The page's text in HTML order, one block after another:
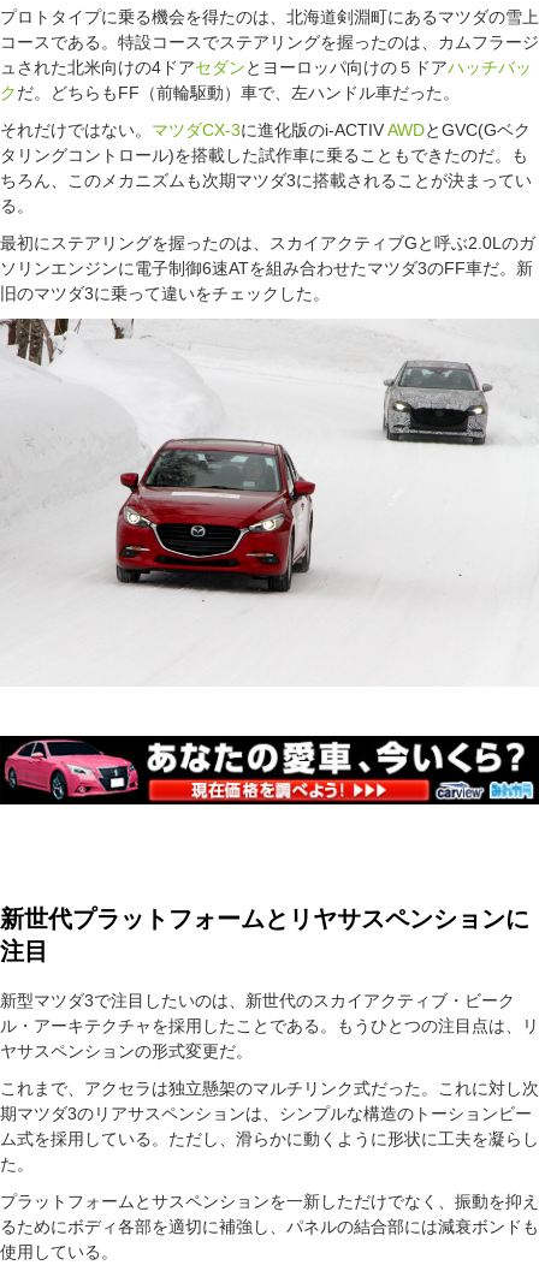
プロトタイプに乗る機会を得たのは、北海道剣淵町にあるマツダの雪上
コースである。特設コースでステアリングを握ったのは、カムフラージ
ュされた北米向けの4ドアセダンとヨーロッパ向けの５ドアハッチバッ
クだ。どちらもFF（前輪駆動）車で、左ハンドル車だった。
それだけではない。 マツダCX-3に進化版のi-ACTIVAWDとGVC(Gベク
タリングコントロール)を搭載した試作車に乗ることもできたのだ。も
ちろん、このメカニズムも次期マツダ3に搭載されることが決まってい
る。
最初にステアリングを握ったのは、スカイアクティブGと呼ぶ2.0Lのガ
ソリンエンジンに電子制御6速ATを組み合わせたマツダ3のFF車だ。新
旧のマツダ3に乗って違いをチェックした。
新世代プラットフォームとリヤサスペンションに
注目
新型マツダ3で注目したいのは、新世代のスカイアクティブ・ビーク
ル・アーキテクチャを採用したことである。もうひとつの注目点は、リ
ヤサスペンションの形式変更だ。
これまで、アクセラは独立懸架のマルチリンク式だった。これに対し次
期マツダ3のリアサスペンションは、シンプルな構造のトーションビー
ム式を採用している。ただし、滑らかに動くように形状に工夫を凝らし
た。
プラットフォームとサスペンションを一新しただけでなく、振動を抑え
るためにボディ各部を適切に補強し、パネルの結合部には減衰ボンドも
使用している。